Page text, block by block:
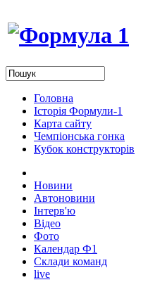
Головна
Історія Формули-1
Карта сайту
Чемпіонська гонка
Кубок конструкторів
Новини
Автоновини
Інтерв'ю
Відео
Фото
Календар Ф1
Склади команд
live